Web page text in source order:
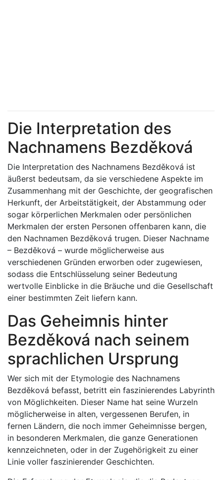
Die Interpretation des
Nachnamens Bezděková
Die Interpretation des Nachnamens Bezděková ist
äußerst bedeutsam, da sie verschiedene Aspekte im
Zusammenhang mit der Geschichte, der geografischen
Herkunft, der Arbeitstätigkeit, der Abstammung oder
sogar körperlichen Merkmalen oder persönlichen
Merkmalen der ersten Personen offenbaren kann, die
den Nachnamen Bezděková trugen. Dieser Nachname
– Bezděková – wurde möglicherweise aus
verschiedenen Gründen erworben oder zugewiesen,
sodass die Entschlüsselung seiner Bedeutung
wertvolle Einblicke in die Bräuche und die Gesellschaft
einer bestimmten Zeit liefern kann.
Das Geheimnis hinter
Bezděková nach seinem
sprachlichen Ursprung
Wer sich mit der Etymologie des Nachnamens
Bezděková befasst, betritt ein faszinierendes Labyrinth
von Möglichkeiten. Dieser Name hat seine Wurzeln
möglicherweise in alten, vergessenen Berufen, in
fernen Ländern, die noch immer Geheimnisse bergen,
in besonderen Merkmalen, die ganze Generationen
kennzeichneten, oder in der Zugehörigkeit zu einer
Linie voller faszinierender Geschichten.